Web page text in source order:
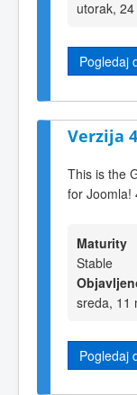
utorak,
Pogledaj
Verzija
This is the
for Joomla!
Maturity
Stable
sreda, 11
Pogledaj